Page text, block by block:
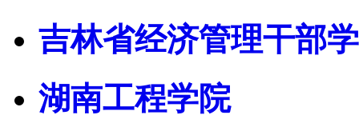
吉林省经济管理干部
湖南工程学院